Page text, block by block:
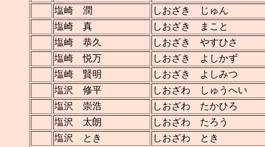
塩崎 潤
しおざき じゅん
塩崎 真
しおざき まこと
塩崎 恭久
しおざき やすひさ
塩崎 悦万
しおざき よしかず
塩崎 賢明
しおざき よしみつ
塩沢 修平
しおざわ しゅうへい
塩沢 崇浩
しおざわ たかひろ
塩沢 太朗
しおざわ たろう
塩沢 とき
しおざわ とき